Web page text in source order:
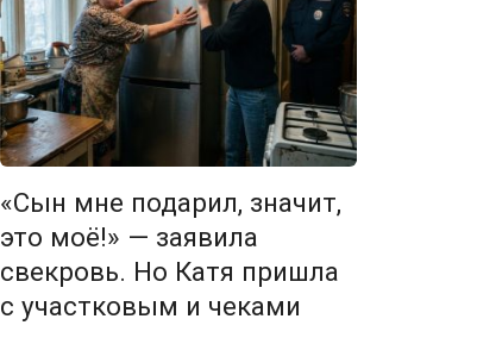
«Сын мне подарил, значит,
это моё!» — заявила
свекровь. Но Катя пришла
с участковым и чеками